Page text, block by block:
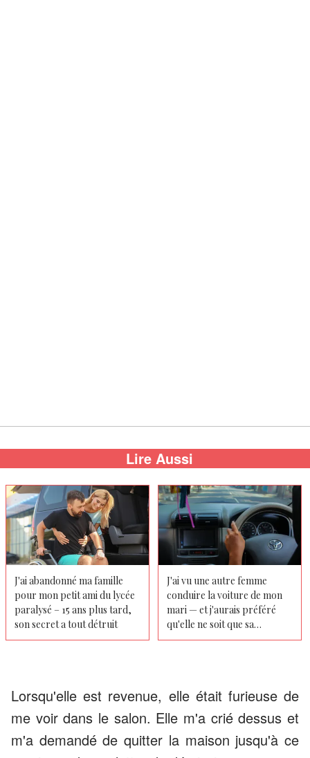
Lire Aussi
J'ai abandonné ma famille
pour mon petit ami du lycée
paralysé – 15 ans plus tard,
son secret a tout détruit
J'ai vu une autre femme
conduire la voiture de mon
mari — et j'aurais préféré
qu'elle ne soit que sa
maîtresse
Lorsqu'elle est revenue, elle était furieuse de
me voir dans le salon. Elle m'a crié dessus et
m'a demandé de quitter la maison jusqu'à ce